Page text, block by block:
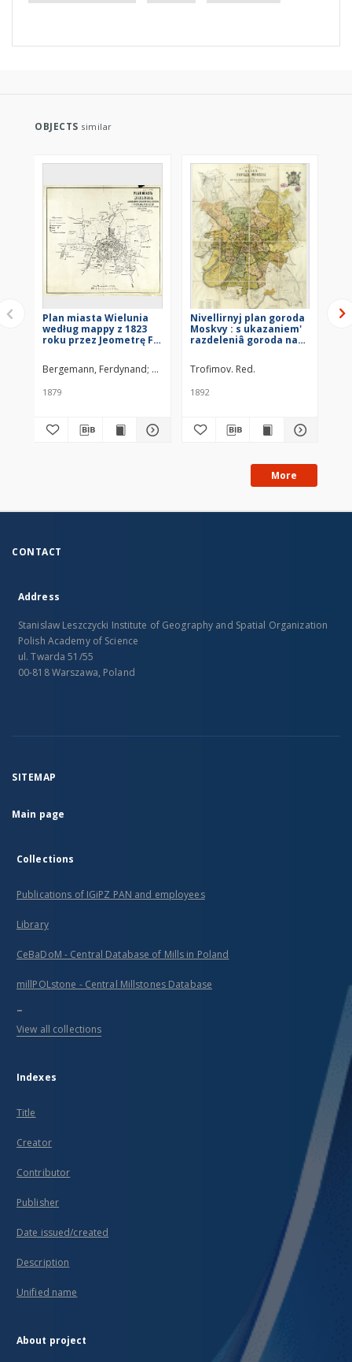
OBJECTS similar
Plan miasta Wielunia
według mappy z 1823
roku przez Jeometrę F.
Bergemann, Ferdynand Wolle, Ottomar
1879
Nivellirnyj plan goroda
Moskvy : s ukazaniem'
razdeleniâ goroda na
učastki, soglasno
postanovleniâ
Dumy 30 iûnâ 1892 g.,
Senata ot 10 dekabrâ
1892 g. [...]
Trofimov. Red.
1892
More
CONTACT
Address
Stanislaw Leszczycki Institute of Geography and Spatial Organization
Polish Academy of Science
ul. Twarda 51/55
00-818 Warszawa, Poland
SITEMAP
Main page
Collections
Publications of IGiPZ PAN and employees
Library
CeBaDoM - Central Database of Mills in Poland
millPOLstone - Central Millstones Database
...
View all collections
Indexes
Title
Creator
Contributor
Publisher
Date issued/created
Description
Unified name
About project